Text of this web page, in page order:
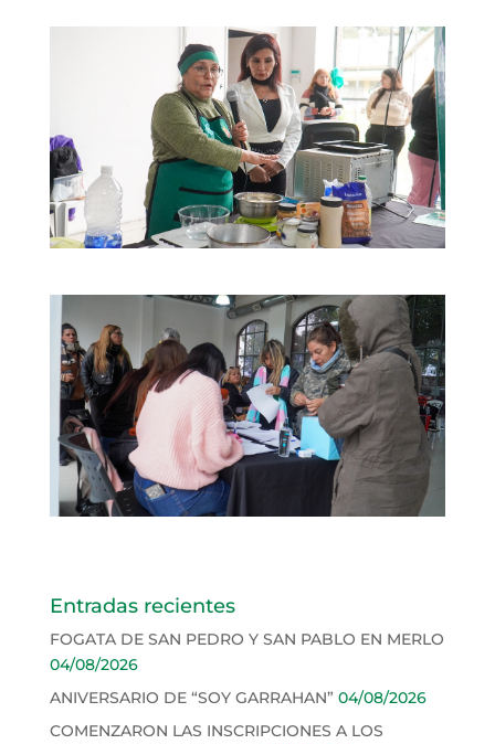
Entradas recientes
FOGATA DE SAN PEDRO Y SAN PABLO EN MERLO
04/08/2026
ANIVERSARIO DE “SOY GARRAHAN” 04/08/2026
COMENZARON LAS INSCRIPCIONES A LOS